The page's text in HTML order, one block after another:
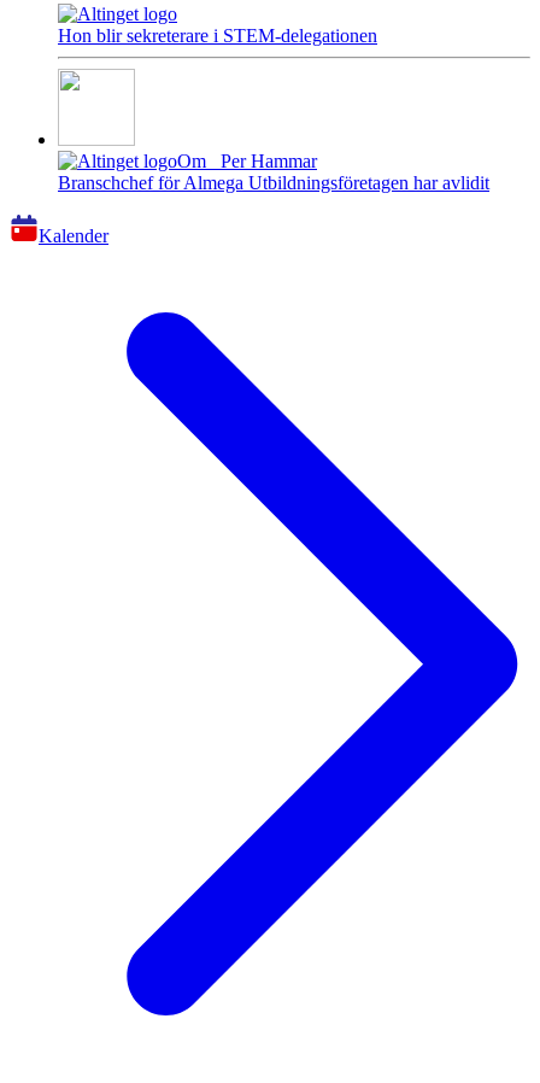
Hon blir sekreterare i STEM-delegationen
Om
Per Hammar
Branschchef för Almega Utbildningsföretagen har avlidit
Kalender